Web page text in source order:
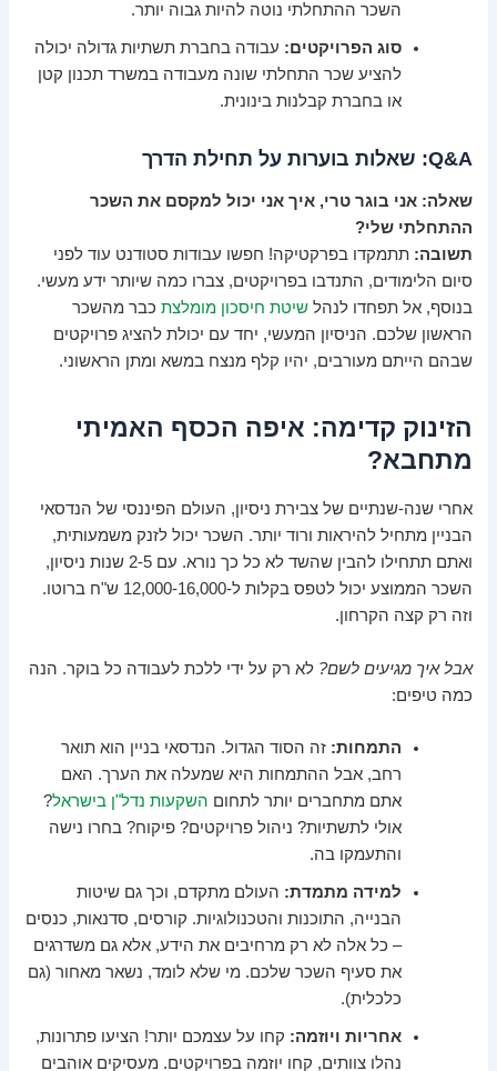
השכר ההתחלתי נוטה להיות גבוה יותר.
סוג הפרויקטים: עבודה בחברת תשתיות גדולה יכולה
להציע שכר התחלתי שונה מעבודה במשרד תכנון קטן
או בחברת קבלנות בינונית.
Q&A: שאלות בוערות על תחילת הדרך
שאלה: אני בוגר טרי, איך אני יכול למקסם את השכר
ההתחלתי שלי?
תשובה: תתמקדו בפרקטיקה! חפשו עבודות סטודנט עוד לפני
סיום הלימודים, התנדבו בפרויקטים, צברו כמה שיותר ידע מעשי.
בנוסף, אל תפחדו לנהלשיטת חיסכון מומלצת כבר מהשכר
הראשון שלכם. הניסיון המעשי, יחד עם יכולת להציג פרויקטים
שבהם הייתם מעורבים, יהיו קלף מנצח במשא ומתן הראשוני.
הזינוק קדימה: איפה הכסף האמיתי
מתחבא?
אחרי שנה-שנתיים של צבירת ניסיון, העולם הפיננסי של הנדסאי
הבניין מתחיל להיראות ורוד יותר. השכר יכול לזנק משמעותית,
ואתם תתחילו להבין שהשד לא כל כך נורא. עם 2-5 שנות ניסיון,
השכר הממוצע יכול לטפס בקלות ל-12,000-16,000 ש"ח ברוטו.
וזה רק קצה הקרחון.
אבל איך מגיעים לשם? לא רק על ידי ללכת לעבודה כל בוקר. הנה
כמה טיפים:
התמחות: זה הסוד הגדול. הנדסאי בניין הוא תואר
רחב, אבל ההתמחות היא שמעלה את הערך. האם
אתם מתחברים יותר לתחום השקעות נדל"ן בישראל?
אולי לתשתיות? ניהול פרויקטים? פיקוח? בחרו נישה
והתעמקו בה.
למידה מתמדת: העולם מתקדם, וכך גם שיטות
הבנייה, התוכנות והטכנולוגיות. קורסים, סדנאות, כנסים
– כל אלה לא רק מרחיבים את הידע, אלא גם משדרגים
את סעיף השכר שלכם. מי שלא לומד, נשאר מאחור (גם
כלכלית).
אחריות ויוזמה: קחו על עצמכם יותר! הציעו פתרונות,
נהלו צוותים, קחו יוזמה בפרויקטים. מעסיקים אוהבים